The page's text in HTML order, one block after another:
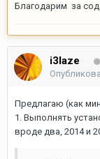
Благодарим за
i3laze
Предлагаю (как
1. Выполнять
вроде два, 2014 и